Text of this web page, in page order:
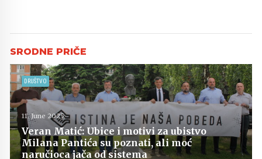
DRUŠTVO
11. June 2025.
Veran Matić: Ubice i motivi za ubistvo
Milana Pantića su poznati, ali moć
naručioca jača od sistema